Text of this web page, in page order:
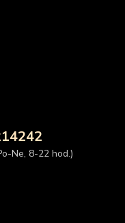
Ne, 8-22 hod.)